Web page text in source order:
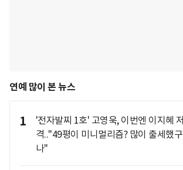
연예 많이 본 뉴스
1
'전자발찌 1호' 고영욱, 이번엔 이지혜 저
격.."49평이 미니멀리즘? 많이 출세했구
나"